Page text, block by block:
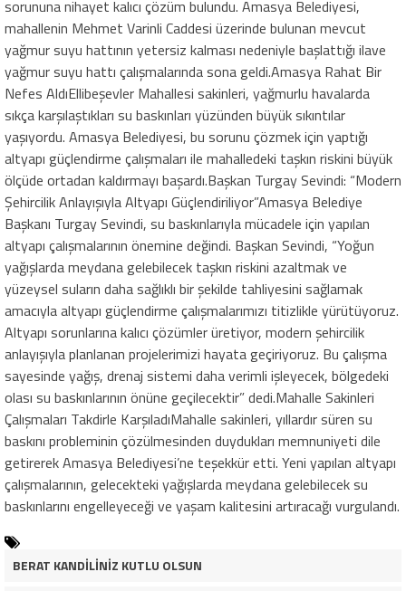
sorununa nihayet kalıcı çözüm bulundu. Amasya Belediyesi,
mahallenin Mehmet Varinli Caddesi üzerinde bulunan mevcut
yağmur suyu hattının yetersiz kalması nedeniyle başlattığı ilave
yağmur suyu hattı çalışmalarında sona geldi.Amasya Rahat Bir
Nefes AldıEllibeşevler Mahallesi sakinleri, yağmurlu havalarda
sıkça karşılaştıkları su baskınları yüzünden büyük sıkıntılar
yaşıyordu. Amasya Belediyesi, bu sorunu çözmek için yaptığı
altyapı güçlendirme çalışmaları ile mahalledeki taşkın riskini büyük
ölçüde ortadan kaldırmayı başardı.Başkan Turgay Sevindi: “Modern
Şehircilik Anlayışıyla Altyapı Güçlendiriliyor”Amasya Belediye
Başkanı Turgay Sevindi, su baskınlarıyla mücadele için yapılan
altyapı çalışmalarının önemine değindi. Başkan Sevindi, “Yoğun
yağışlarda meydana gelebilecek taşkın riskini azaltmak ve
yüzeysel suların daha sağlıklı bir şekilde tahliyesini sağlamak
amacıyla altyapı güçlendirme çalışmalarımızı titizlikle yürütüyoruz.
Altyapı sorunlarına kalıcı çözümler üretiyor, modern şehircilik
anlayışıyla planlanan projelerimizi hayata geçiriyoruz. Bu çalışma
sayesinde yağış, drenaj sistemi daha verimli işleyecek, bölgedeki
olası su baskınlarının önüne geçilecektir” dedi.Mahalle Sakinleri
Çalışmaları Takdirle KarşıladıMahalle sakinleri, yıllardır süren su
baskını probleminin çözülmesinden duydukları memnuniyeti dile
getirerek Amasya Belediyesi’ne teşekkür etti. Yeni yapılan altyapı
çalışmalarının, gelecekteki yağışlarda meydana gelebilecek su
baskınlarını engelleyeceği ve yaşam kalitesini artıracağı vurgulandı.
BERAT KANDİLİNİZ KUTLU OLSUN